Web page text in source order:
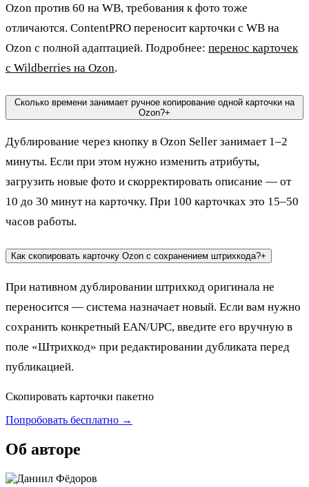
Ozon против 60 на WB, требования к фото тоже
отличаются. ContentPRO переносит карточки с WB на
Ozon с полной адаптацией. Подробнее: перенос карточек
с Wildberries на Ozon.
Сколько времени занимает ручное копирование одной карточки на
Ozon?+
Дублирование через кнопку в Ozon Seller занимает 1–2
минуты. Если при этом нужно изменить атрибуты,
загрузить новые фото и скорректировать описание — от
10 до 30 минут на карточку. При 100 карточках это 15–50
часов работы.
Как скопировать карточку Ozon с сохранением штрихкода?+
При нативном дублировании штрихкод оригинала не
переносится — система назначает новый. Если вам нужно
сохранить конкретный EAN/UPC, введите его вручную в
поле «Штрихкод» при редактировании дубликата перед
публикацией.
Скопировать карточки пакетно
Попробовать бесплатно →
Об авторе